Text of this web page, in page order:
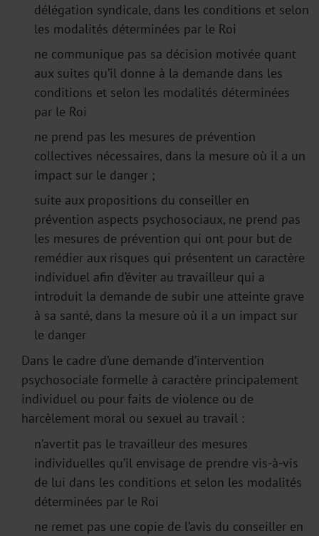
délégation syndicale, dans les conditions et selon
les modalités déterminées par le Roi
ne communique pas sa décision motivée quant
aux suites qu’il donne à la demande dans les
conditions et selon les modalités déterminées
par le Roi
ne prend pas les mesures de prévention
collectives nécessaires, dans la mesure où il a un
impact sur le danger ;
suite aux propositions du conseiller en
prévention aspects psychosociaux, ne prend pas
les mesures de prévention qui ont pour but de
remédier aux risques qui présentent un caractère
individuel afin d’éviter au travailleur qui a
introduit la demande de subir une atteinte grave
à sa santé, dans la mesure où il a un impact sur
le danger
Dans le cadre d’une demande d’intervention
psychosociale formelle à caractère principalement
individuel ou pour faits de violence ou de
harcèlement moral ou sexuel au travail :
n’avertit pas le travailleur des mesures
individuelles qu’il envisage de prendre vis-à-vis
de lui dans les conditions et selon les modalités
déterminées par le Roi
ne remet pas une copie de l’avis du conseiller en